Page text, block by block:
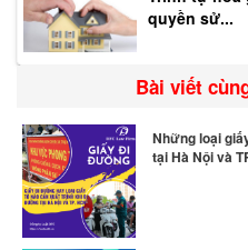
quyền sử...
Bài viết
Những loại
tại Hà Nội và